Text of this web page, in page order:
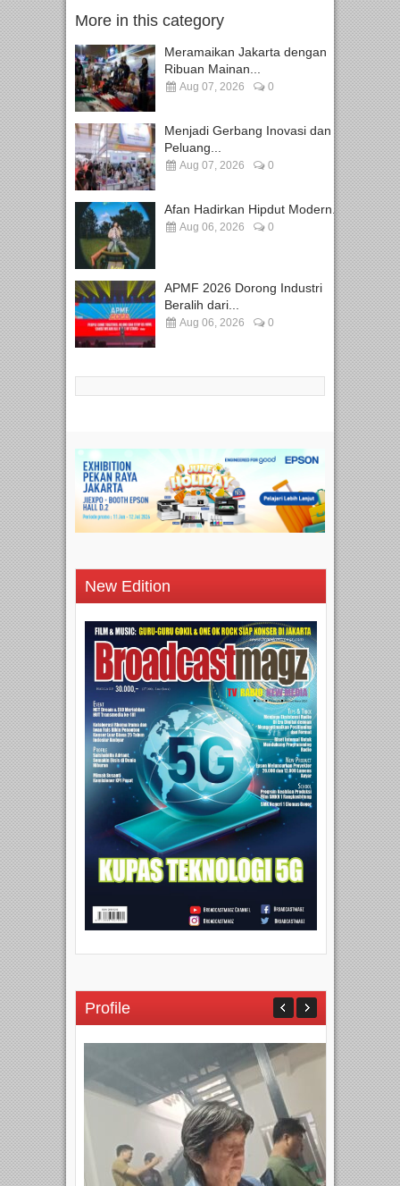
More in this category
Meramaikan Jakarta dengan
Ribuan Mainan...
Aug 07, 2026 0
Menjadi Gerbang Inovasi dan
Peluang...
Aug 07, 2026 0
Afan Hadirkan Hipdut Modern...
Aug 06, 2026 0
APMF 2026 Dorong Industri
Beralih dari...
Aug 06, 2026 0
New Edition
Profile